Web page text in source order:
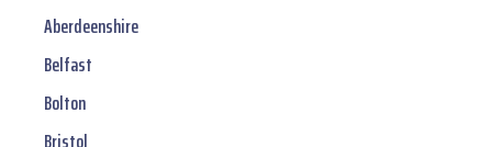
Aberdeenshire
Belfast
Bolton